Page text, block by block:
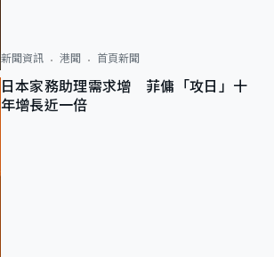
新聞資訊 港聞 首頁新聞
日本家務助理需求增 菲傭「攻日」十
年增長近一倍